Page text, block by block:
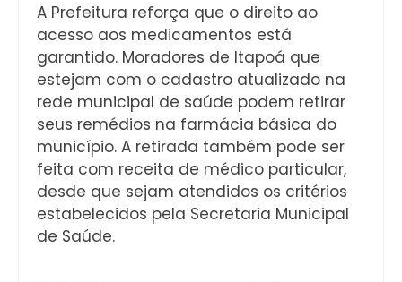
A Prefeitura reforça que o direito ao
acesso aos medicamentos está
garantido. Moradores de Itapoá que
estejam com o cadastro atualizado na
rede municipal de saúde podem retirar
seus remédios na farmácia básica do
município. A retirada também pode ser
feita com receita de médico particular,
desde que sejam atendidos os critérios
estabelecidos pela Secretaria Municipal
de Saúde.